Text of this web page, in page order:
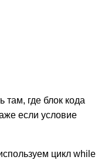
где блок кода
если условие
цикл while